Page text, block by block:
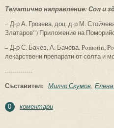
Тематично направление: Сол и
– Д-р А. Грозева, доц. д-р М.
Златаров”) Приложение на
– Д-р С. Бачев, А. Бачева. Pomorin,
лекарствени препарати от солта и
--------------
Съставител: Милчо Скумов
0 коментари